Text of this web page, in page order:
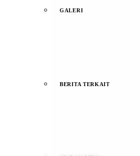
GALERI
BERITA TERKAIT